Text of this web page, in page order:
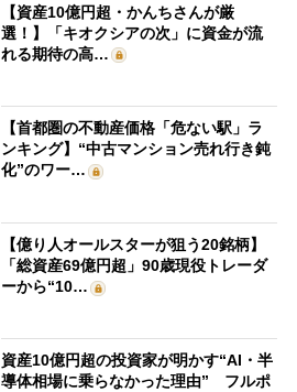
【資産10億円超・かんちさんが厳
選！】「キオクシアの次」に資金が流
れる期待の高…
【首都圏の不動産価格「危ない駅」ラ
ンキング】“中古マンション売れ行き鈍
化”のワー…
【億り人オールスターが狙う20銘柄】
「総資産69億円超」90歳現役トレーダ
ーから“10…
資産10億円超の投資家が明かす“AI・半
導体相場に乗らなかった理由” フルポ